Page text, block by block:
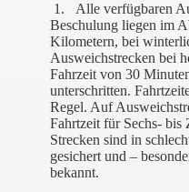
1.
Alle verfügbaren
Beschulung liegen im
Kilometern, bei
Ausweichstrecken bei
Fahrzeit von 30
unterschritten.
Regel. Auf
Fahrtzeit für Sechs- bis
Strecken sind in
gesichert und –
bekannt.